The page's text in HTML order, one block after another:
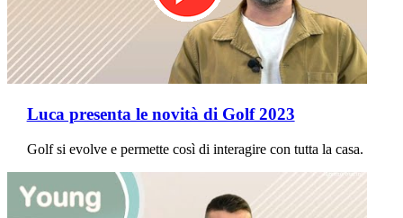
Luca presenta le novità di Golf 2023
Golf si evolve e permette così di interagire con tutta la casa.